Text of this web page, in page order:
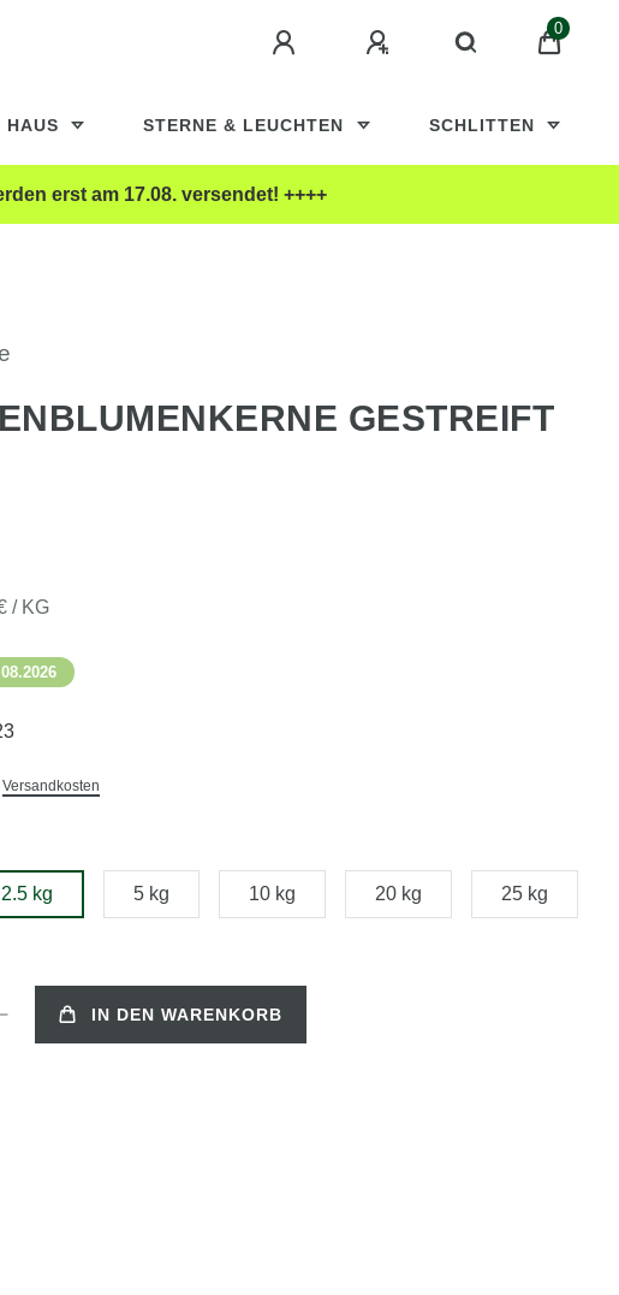
0
HAUS STERNE & LEUCHTEN SCHLITTEN
erst am 17.08. versendet! ++++
GESTREIFT
/ KG
Versandkosten
2.5 kg 5 kg 10 kg 20 kg 25 kg
IN DEN WARENKORB